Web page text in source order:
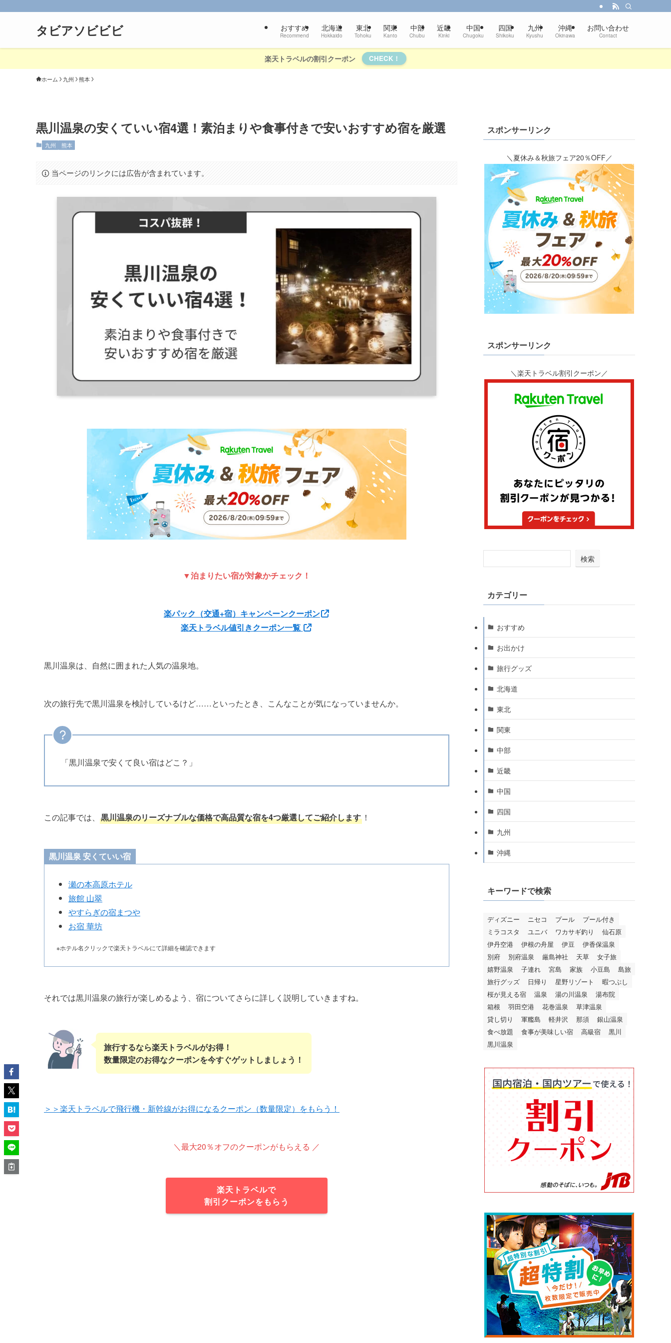
タビアソビビビ おすすめ
Recommend
北海道
Hokkaido
東北
Tohoku
関東
Kanto
中部
Chubu
近畿
Kinki
中国
Chugoku
四国
Shikoku
九州
Kyushu
沖縄
Okinawa
お問い合わせ
Contact
楽天トラベルの割引クーポン CHECK！
ホーム 九州 熊本
黒川温泉の安くていい宿4選！素泊まりや食事付きで安いおすすめ宿を厳選
九州 熊本
当ページのリンクには広告が含まれています。
▼泊まりたい宿が対象かチェック！
楽パック（交通+宿）キャンペーンクーポン
楽天トラベル値引きクーポン一覧
黒川温泉は、自然に囲まれた人気の温泉地。
次の旅行先で黒川温泉を検討しているけど……といったとき、こんなことが気になっていませんか。
「黒川温泉で安くて良い宿はどこ？」
この記事では、 黒川温泉のリーズナブルな価格で高品質な宿を4つ厳選してご紹介します ！
黒川温泉 安くていい宿
瀬の本高原ホテル
旅館 山翠
やすらぎの宿まつや
お宿 華坊
※ホテル名クリックで楽天トラベルにて詳細を確認できます
それでは黒川温泉の旅行が楽しめるよう、宿についてさらに詳しく説明していきますね。
旅行するなら楽天トラベルがお得！
数量限定のお得なクーポンを今すぐゲットしましょう！
＞＞楽天トラベルで飛行機・新幹線がお得になるクーポン（数量限定）をもらう！
＼最大20％オフのクーポンがもらえる ／
楽天トラベルで
割引クーポンをもらう
スポンサーリンク
＼夏休み＆秋旅フェア20％OFF／
スポンサーリンク
＼楽天トラベル割引クーポン／
検索
カテゴリー
おすすめ
お出かけ
旅行グッズ
北海道
東北
関東
中部
近畿
中国
四国
九州
沖縄
キーワードで検索
ディズニー ニセコ プール
プール付き
ミラコスタ
ユニバ ワカサギ釣り
仙石原
伊丹空港
伊根の舟屋 伊豆
伊香保温泉
別府
別府温泉 厳島神社 天草
女子旅
嬉野温泉
子連れ 宮島 家族 小豆島
島旅
旅行グッズ
日帰り 星野リゾート
暇つぶし
桜が見える宿
温泉 湯の川温泉
湯布院
箱根
羽田空港 花巻温泉
草津温泉
貸し切り
軍艦島 軽井沢 那須
銀山温泉
食べ放題
食事が美味しい宿 高級宿
黒川
黒川温泉